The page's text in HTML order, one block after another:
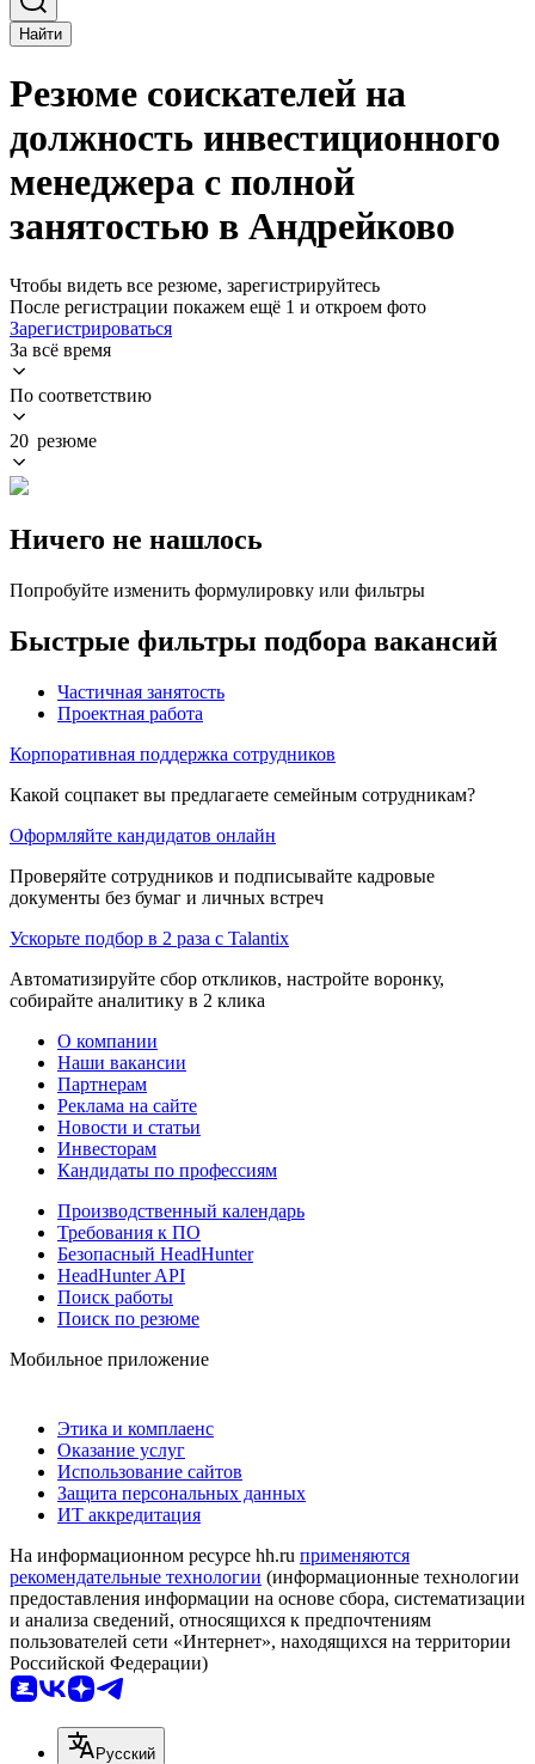
Найти
Резюме соискателей на
должность инвестиционного
менеджера с полной
занятостью в Андрейково
Чтобы видеть все резюме, зарегистрируйтесь
После регистрации покажем ещё 1 и откроем фото
Зарегистрироваться
За всё время
По соответствию
20 резюме
Ничего не нашлось
Попробуйте изменить формулировку или фильтры
Быстрые фильтры подбора вакансий
Частичная занятость
Проектная работа
Корпоративная поддержка сотрудников
Какой соцпакет вы предлагаете семейным сотрудникам?
Оформляйте кандидатов онлайн
Проверяйте сотрудников и подписывайте кадровые
документы без бумаг и личных встреч
Ускорьте подбор в 2 раза с Talantix
Автоматизируйте сбор откликов, настройте воронку,
собирайте аналитику в 2 клика
О компании
Наши вакансии
Партнерам
Реклама на сайте
Новости и статьи
Инвесторам
Кандидаты по профессиям
Производственный календарь
Требования к ПО
Безопасный HeadHunter
HeadHunter API
Поиск работы
Поиск по резюме
Мобильное приложение
Этика и комплаенс
Оказание услуг
Использование сайтов
Защита персональных данных
ИТ аккредитация
На информационном ресурсе hh.ru применяются
рекомендательные технологии (информационные технологии
предоставления информации на основе сбора, систематизации
и анализа сведений, относящихся к предпочтениям
пользователей сети «Интернет», находящихся на территории
Российской Федерации)
Русский